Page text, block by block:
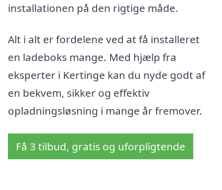
installationen på den rigtige måde.
Alt i alt er fordelene ved at få installeret
en ladeboks mange. Med hjælp fra
eksperter i Kertinge kan du nyde godt af
en bekvem, sikker og effektiv
opladningsløsning i mange år fremover.
Få 3 tilbud, gratis og uforpligtende